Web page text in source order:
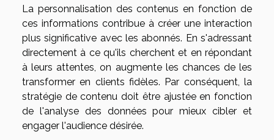
La personnalisation des contenus en fonction de
ces informations contribue à créer une interaction
plus significative avec les abonnés. En s'adressant
directement à ce qu'ils cherchent et en répondant
à leurs attentes, on augmente les chances de les
transformer en clients fidèles. Par conséquent, la
stratégie de contenu doit être ajustée en fonction
de l'analyse des données pour mieux cibler et
engager l'audience désirée.